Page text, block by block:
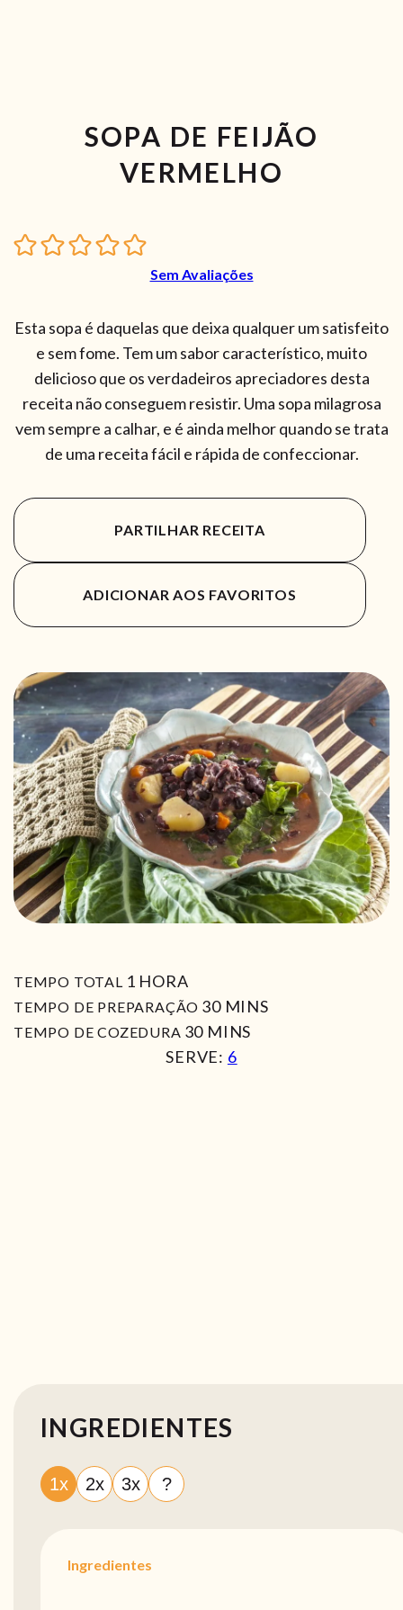
SOPA DE FEIJÃO
VERMELHO
Sem Avaliações
Esta sopa é daquelas que deixa qualquer um satisfeito
e sem fome. Tem um sabor característico, muito
delicioso que os verdadeiros apreciadores desta
receita não conseguem resistir. Uma sopa milagrosa
vem sempre a calhar, e é ainda melhor quando se trata
de uma receita fácil e rápida de confeccionar.
PARTILHAR RECEITA
ADICIONAR AOS FAVORITOS
TEMPO TOTAL 1 HORA
HORA
TEMPO DE PREPARAÇÃO 30MIN
MINS
TEMPO DE COZEDURA 30MIN
MINS
SERVE: 6
INGREDIENTES
1x 2x 3x ?
Ingredientes